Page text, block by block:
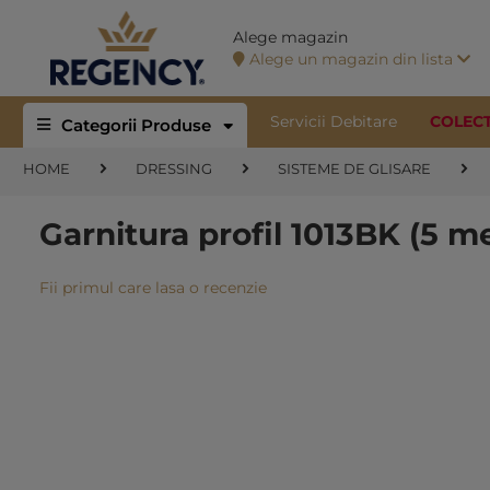
Alege magazin
Alege un magazin din lista
Categorii Produse Servicii Debitare
HOME DRESSING SISTEME DE GLISARE
Garnitura profil 1013BK (5
Fii primul care lasa o recenzie